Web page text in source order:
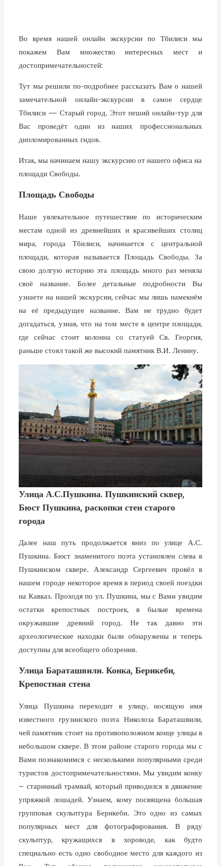
Во время нашей онлайн экскурсии по Тбилиси мы
покажем Вам множество интересных мест и
достопримечательностей:
Тут мы решили по-подробнее рассказать Вам о нашей
замечательной онлайн-экскурсии в самое сердце
Тбилиси — Старый город. Этот пеший онлайн-тур для
Вас проведёт один из наших профессиональных
дипломированных гидов.
Итак, мы начинаем нашу экскурсию от нашего офиса на
площади Свободы.
Площадь Свободы
Наше увлекательное путешествие по историческим
местам одной из древнейших и красивейших столиц
мира, города Тбилиси, начинается с центральной
площади, которая называется Площадь Свободы. За
свою долгую историю эта площадь много раз меняла
своё название. Более детальные подробности Вы
узнаете на нашей экскурсии, сейчас мы лишь намекнём
на её предыдущее название. Вам не трудно будет
догадаться, узнав, что на том месте в центре площади,
где сейчас стоит колонна со статуей Св. Георгия,
раньше стоял такой же высокий памятник В.И. Ленину.
Улица А.С.Пушкина. Пушкинский сквер,
Бюст Пушкина, раскопки стен старого
города
Далее наш путь продолжается вниз по улице А.С.
Пушкина. Бюст знаменитого поэта установлен слева в
Пушкинском сквере. Александр Сергеевич провёл в
нашем городе некоторое время в период своей поездки
на Кавказ. Проходя по ул. Пушкина, мы с Вами увидим
остатки крепостных построек, в былые времена
окружавшие древний город. Не так давно эти
археологические находки были обнаружены и теперь
доступны для всеобщего обозрения.
Улица Бараташвили. Конка, Берикеби,
Крепостная стена
Улица Пушкина переходит в улицу, носящую имя
известного грузинского поэта Николоза Бараташвили,
чей памятник стоит на противоположном конце улицы в
небольшом сквере. В этом районе старого города мы с
Вами познакомимся с несколькими популярными среди
туристов достопримечательностями. Мы увидим конку
– старинный трамвай, который приводился в движение
упряжкой лошадей. Узнаем, кому посвящена большая
групповая скульптура Берикеби. Это одно из самых
популярных мест для фотографирования. В ряду
скульптур, кружащихся в хороводе, как будто
специально есть одно свободное место для каждого из